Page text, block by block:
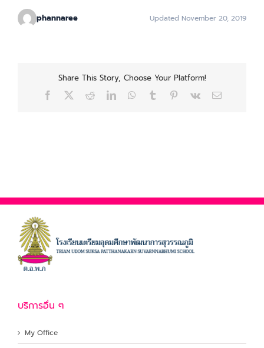
phannaree Updated November 20, 2019
Share This Story, Choose Your Platform!
Facebook RedditLinkedInWhatsApp
Tumblr Pinterest
Vk Email
บริการอื่น ๆ
My Office